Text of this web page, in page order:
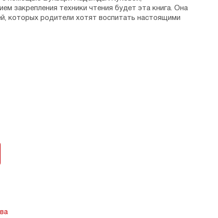
закрепления техники чтения будет эта книга. Она
которых родители хотят воспитать настоящими
с ребёнком прочитать специально подобранные
истории.
на уроках в православных гимназиях и для